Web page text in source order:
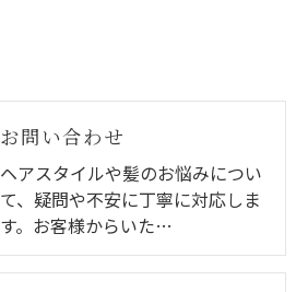
お問い合わせ
ヘアスタイルや髪のお悩みについ
て、疑問や不安に丁寧に対応しま
す。お客様からいた…